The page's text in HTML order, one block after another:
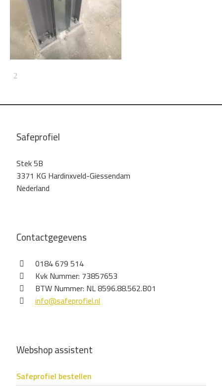
Safeprofiel
Stek 5B
3371 KG Hardinxveld-Giessendam
Nederland
Contactgegevens
0184 679 514
Kvk Nummer: 73857653
BTW Nummer: NL 8596.88.562.B01
info@safeprofiel.nl
Webshop assistent
Safeprofiel bestellen